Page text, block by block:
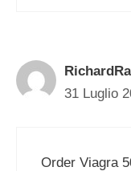
31 Luglio
Order Viagra